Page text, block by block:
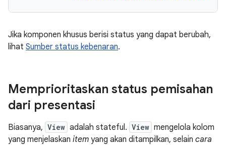
Jika komponen khusus berisi status yang dapat berubah,
lihat Sumber status kebenaran.
Memprioritaskan status pemisahan
dari presentasi
Biasanya, View adalah stateful. View mengelola kolom
yang menjelaskan item yang akan ditampilkan, selain cara